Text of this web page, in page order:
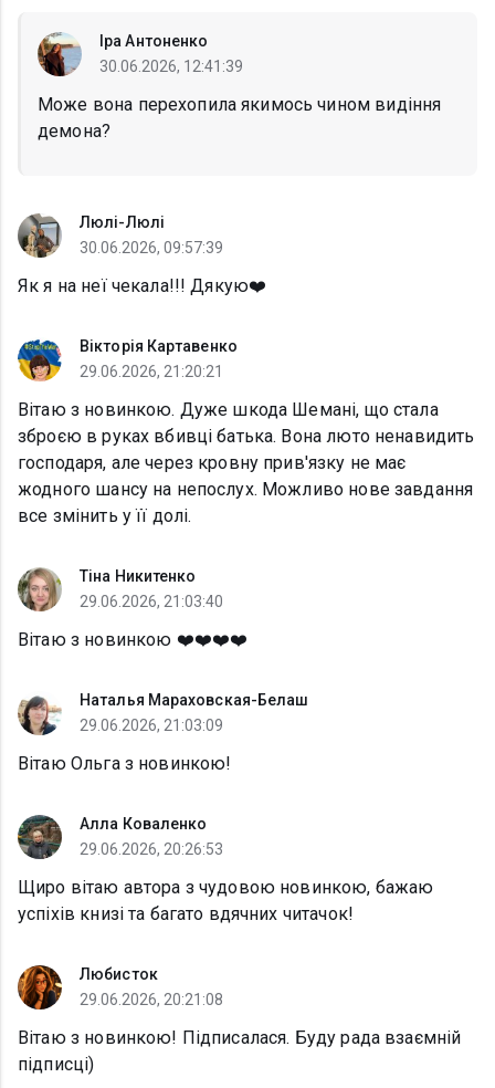
Іра Антоненко
30.06.2026, 12:41:39
Може вона перехопила якимось чином видіння
демона?
Люлі-Люлі
30.06.2026, 09:57:39
Як я на неї чекала!!! Дякую❤️
Вікторія Картавенко
29.06.2026, 21:20:21
Вітаю з новинкою. Дуже шкода Шемані, що стала
зброєю в руках вбивці батька. Вона люто ненавидить
господаря, але через кровну прив'язку не має
жодного шансу на непослух. Можливо нове завдання
все змінить у її долі.
Тіна Никитенко
29.06.2026, 21:03:40
Вітаю з новинкою ❤️❤️❤️❤️
Наталья Мараховская-Белаш
29.06.2026, 21:03:09
Вітаю Ольга з новинкою!
Алла Коваленко
29.06.2026, 20:26:53
Щиро вітаю автора з чудовою новинкою, бажаю
успіхів книзі та багато вдячних читачок!
Любисток
29.06.2026, 20:21:08
Вітаю з новинкою! Підписалася. Буду рада взаємній
підписці)